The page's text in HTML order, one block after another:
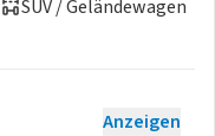
SUV / Geländewagen
Anzeigen